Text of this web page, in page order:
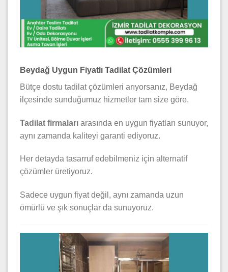
Beydağ Uygun Fiyatlı Tadilat Çözümleri
Bütçe dostu tadilat çözümleri arıyorsanız, Beydağ
ilçesinde sunduğumuz hizmetler tam size göre.
Tadilat firmaları arasında en uygun fiyatları sunuyor,
aynı zamanda kaliteyi garanti ediyoruz.
Her detayda tasarruf edebilmeniz için alternatif
çözümler üretiyoruz.
Sadece uygun fiyat değil, aynı zamanda uzun
ömürlü ve şık sonuçlar da sunuyoruz.